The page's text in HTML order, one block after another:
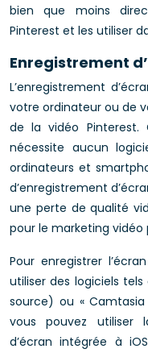
bien que moins
Pinterest et les utiliser
Enregistrement
L’enregistrement
votre ordinateur ou de
de la vidéo
nécessite aucun
ordinateurs et
d’enregistrement
une perte de qualité
pour le marketing vidéo
Pour enregistrer
utiliser des logiciels
source) ou «
vous pouvez utiliser
d’écran intégrée à